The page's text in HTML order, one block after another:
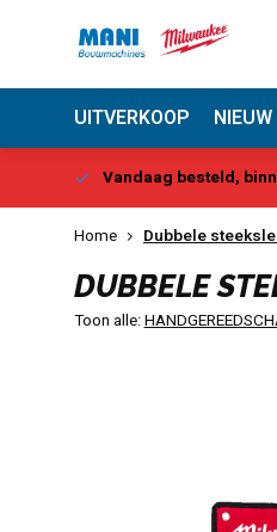
UITVERKOOP NIEUW
Vandaag besteld,
Home Dubbele
DUBBELE
Toon alle: